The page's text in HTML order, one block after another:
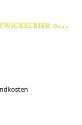
A
DLERBRAUEREI HUNDERSINGEN ZWICKELBIER 0,33 LTR. - 9 FLASCHEN